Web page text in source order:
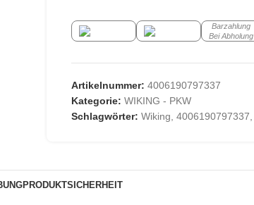
Barzahlung
Bei Abholung
Artikelnummer: 4006190797337
Kategorie: WIKING - PKW
Schlagwörter: Wiking 4006190797337
PRODUKTSICHERHEIT